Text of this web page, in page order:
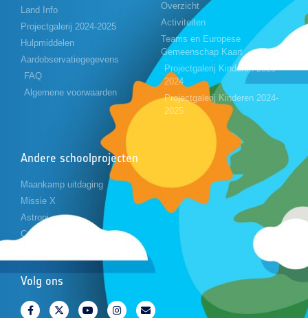
Land Info
Projectgalerij 2024-2025
Hulpmiddelen
Aardobservatiegegevens
FAQ
Algemene voorwaarden
Overzicht
Activiteiten
Teams en Europese
Gemeenschap Kaart
Projectgalerij Kinderen 2023-
2024
Projectgalerij Kinderen 2024-
2025
Andere schoolprojecten
Maankamp uitdaging
Missie X
Astropi
Cansat
Volg ons